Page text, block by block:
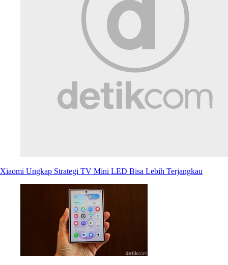
Xiaomi Ungkap Strategi TV Mini LED Bisa Lebih Terjangkau